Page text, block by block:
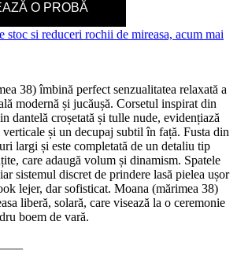
O PROBĂ
stoc si reduceri rochii de mireasa, acum mai
38) îmbină perfect senzualitatea relaxată a
modernă și jucăușă. Corsetul inspirat din
dantelă croșetată și tulle nude, evidențiază
și un decupaj subtil în față. Fusta din
largi și este completată de un detaliu tip
care adaugă volum și dinamism. Spatele
sistemul discret de prindere lasă pielea ușor
lejer, dar sofisticat. Moana (mărimea 38)
liberă, solară, care visează la o ceremonie
boem de vară.